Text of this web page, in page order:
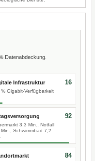
Datenabdeckung.
Infrastruktur
Gigabit-Verfügbarkeit
16
3,3 Min., Notfall
Schwimmbad 7,2
92
84